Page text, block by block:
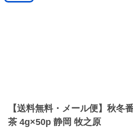
【送料無料・メール便】秋冬
茶 4g×50p 静岡 牧之原